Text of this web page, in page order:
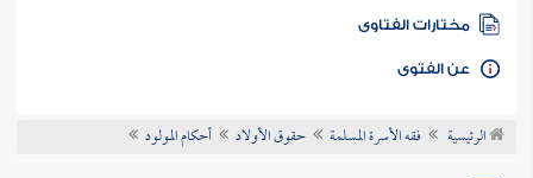
فتاوى معاصرة
مختارات الفتاوى
الفتوى
الرئيسية فقه الأسرة المسلمة حقوق الأولاد أحكام المولود